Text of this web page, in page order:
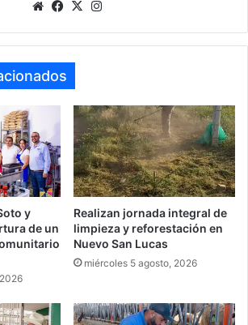
WebsiteFacebook
X
y
de un
Realizan jornada integral de
limpieza y reforestación en
Nuevo San Lucas
miércoles 5 agosto, 2026